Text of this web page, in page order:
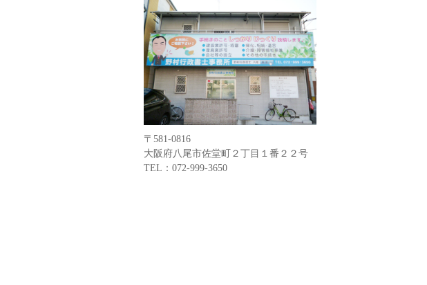
〒581-0816
大阪府八尾市佐堂町２丁目１番２２号
TEL：072-999-3650